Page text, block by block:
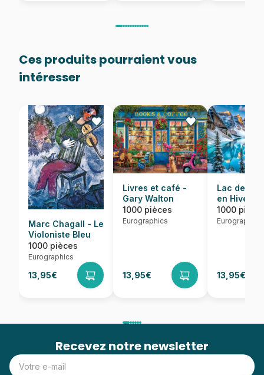
Ces produits pourraient vous
intéresser
Marc Chagall - Le
Violoniste Bleu
1000 pièces
Eurographics
13,95€
Livres et café -
Gary Walton
1000 pièces
Eurographics
13,95€
Lac de
en Hiver
1000
Eurographics
13,95€
Recevez notre newsletter